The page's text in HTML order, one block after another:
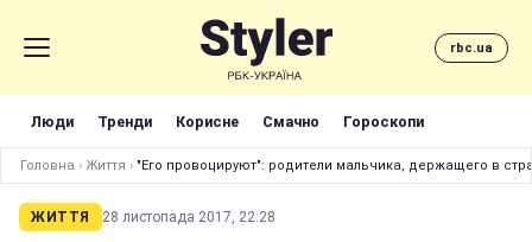
rbc.ua
Люди Тренди Корисне Смачно Гороскопи
Головна › Життя › "Его провоцируют": родители мальчика, держащего в
ЖИТТЯ 28 листопада 2017, 22:28